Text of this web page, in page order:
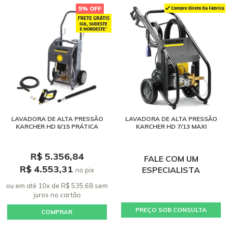
5% OFF
LAVADORA DE ALTA PRESSÃO
KARCHER HD 6/15 PRÁTICA
R$ 5.356,84
R$ 4.553,31 no pix
ou em até 10x de R$ 535,68 sem
juros no cartão
COMPRAR
LAVADORA DE ALTA PRESSÃO
KARCHER HD 7/13 MAXI
FALE COM UM
ESPECIALISTA
PREÇO SOB CONSULTA